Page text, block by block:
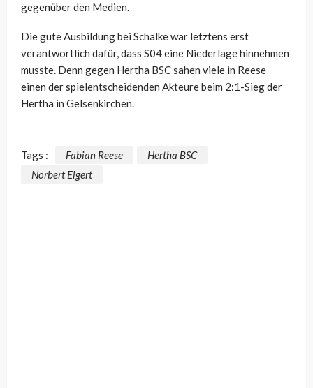
gegenüber den Medien.
Die gute Ausbildung bei Schalke war letztens erst
verantwortlich dafür, dass S04 eine Niederlage hinnehmen
musste. Denn gegen Hertha BSC sahen viele in Reese
einen der spielentscheidenden Akteure beim 2:1-Sieg der
Hertha in Gelsenkirchen.
Tags : Fabian Reese
Hertha BSC
Norbert Elgert